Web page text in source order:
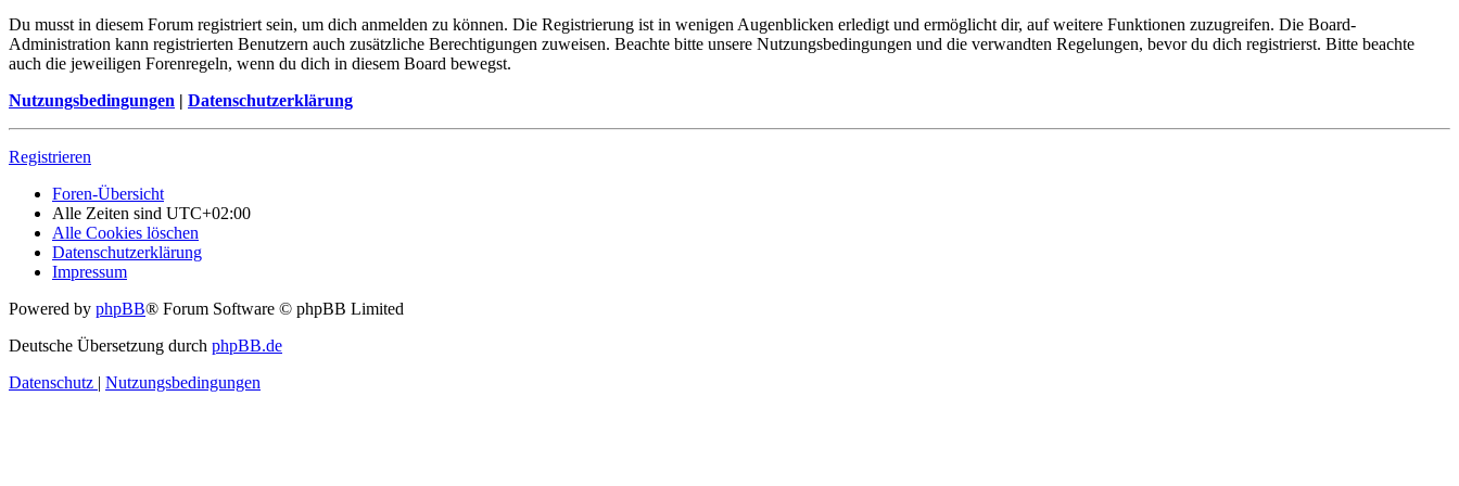
Du musst in diesem Forum registriert sein, um dich anmelden zu können. Die Registrierung ist in wenigen Augenblicken erledigt und ermöglicht dir, auf weitere Funktionen zuzugreifen. Die Board-
Administration kann registrierten Benutzern auch zusätzliche Berechtigungen zuweisen. Beachte bitte unsere Nutzungsbedingungen und die verwandten Regelungen, bevor du dich registrierst. Bitte beachte
auch die jeweiligen Forenregeln, wenn du dich in diesem Board bewegst.
Nutzungsbedingungen | Datenschutzerklärung
Registrieren
Foren-Übersicht
Alle Zeiten sind UTC+02:00
Alle Cookies löschen
Datenschutzerklärung
Impressum
Powered by phpBB® Forum Software © phpBB Limited
Deutsche Übersetzung durch phpBB.de
Datenschutz | Nutzungsbedingungen